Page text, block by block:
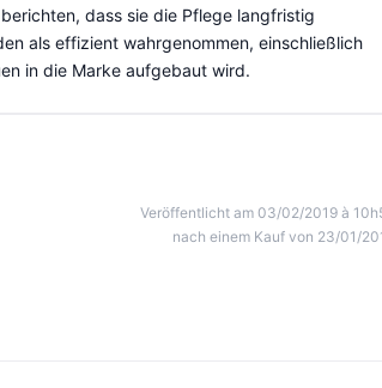
dass sie die Pflege langfristig
als effizient wahrgenommen, einschließlich
in die Marke aufgebaut wird.
Veröffentlicht am 03/02/2019 à
nach einem Kauf von 23/01/